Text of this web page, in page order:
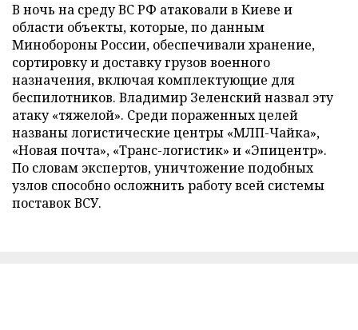
В ночь на среду ВС РФ атаковали в Киеве и
области объекты, которые, по данным
Минобороны России, обеспечивали хранение,
сортировку и доставку грузов военного
назначения, включая комплектующие для
беспилотников. Владимир Зеленский назвал эту
атаку «тяжелой». Среди пораженных целей
названы логистические центры «МЛП-Чайка»,
«Новая почта», «Транс-логистик» и «Эпицентр».
По словам экспертов, уничтожение подобных
узлов способно осложнить работу всей системы
поставок ВСУ.